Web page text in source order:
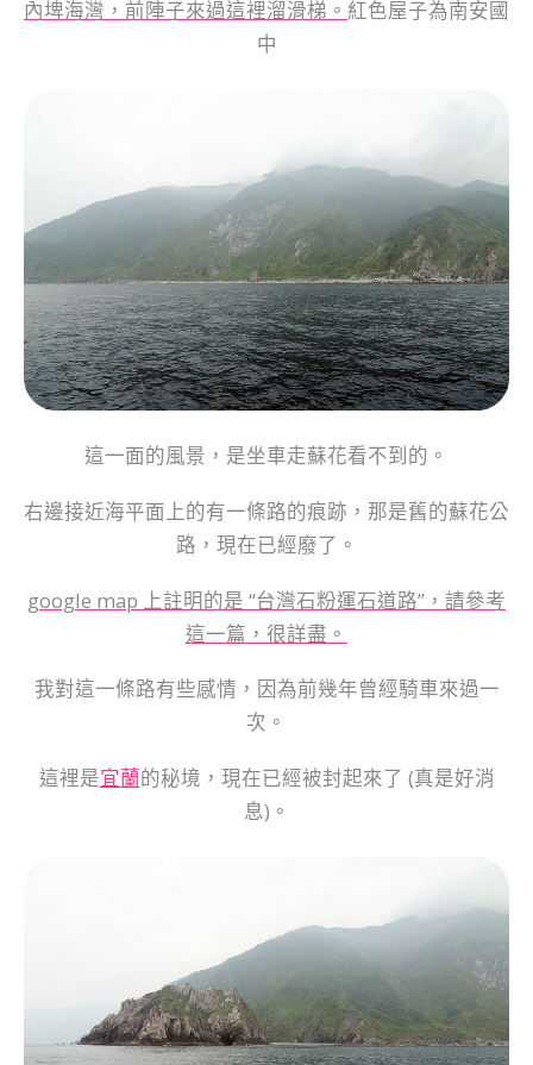
內埤海灣，前陣子來過這裡溜滑梯。 紅色屋子為南安國
中
這一面的風景，是坐車走蘇花看不到的。
右邊接近海平面上的有一條路的痕跡，那是舊的蘇花公
路，現在已經廢了。
google map 上註明的是 “台灣石粉運石道路”，請參考
這一篇，很詳盡。
我對這一條路有些感情，因為前幾年曾經騎車來過一
次。
這裡是宜蘭的秘境，現在已經被封起來了 (真是好消
息)。